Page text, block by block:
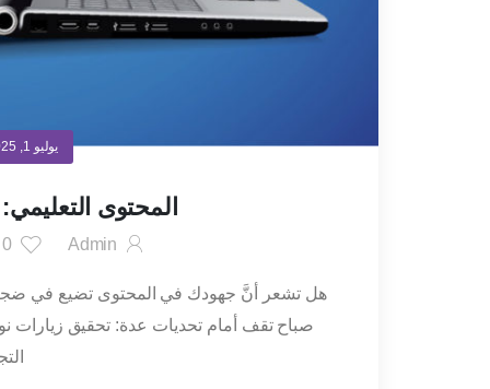
يوليو 1, 2025
المحتوى
Admin
0
هل تشعر أنَّ جهودك في المحتوى تضيع في
صباح تقف أمام تحديات عدة: تحقيق زيارات